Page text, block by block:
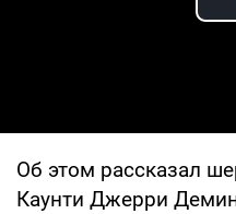
Об этом рассказал
Каунти Джерри